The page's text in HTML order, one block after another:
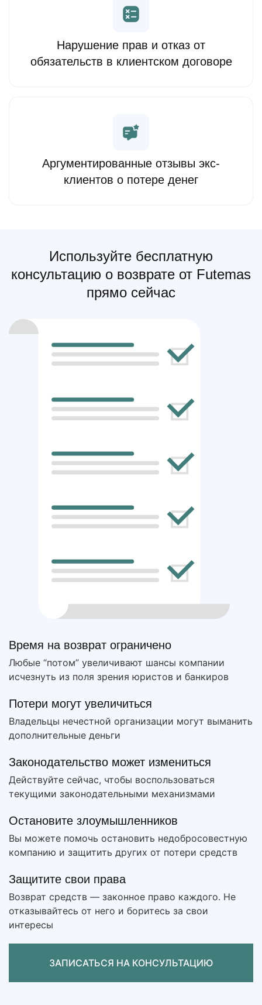
Нарушение прав и отказ от
обязательств в клиентском договоре
Аргументированные отзывы экс-
клиентов о потере денег
Используйте бесплатную
консультацию о возврате от Futemas
прямо сейчас
Время на возврат ограничено
Любые “потом” увеличивают шансы компании
исчезнуть из поля зрения юристов и банкиров
Потери могут увеличиться
Владельцы нечестной организации могут выманить
дополнительные деньги
Законодательство может измениться
Действуйте сейчас, чтобы воспользоваться
текущими законодательными механизмами
Остановите злоумышленников
Вы можете помочь остановить недобросовестную
компанию и защитить других от потери средств
Защитите свои права
Возврат средств — законное право каждого. Не
отказывайтесь от него и боритесь за свои
интересы
ЗАПИСАТЬСЯ НА КОНСУЛЬТАЦИЮ